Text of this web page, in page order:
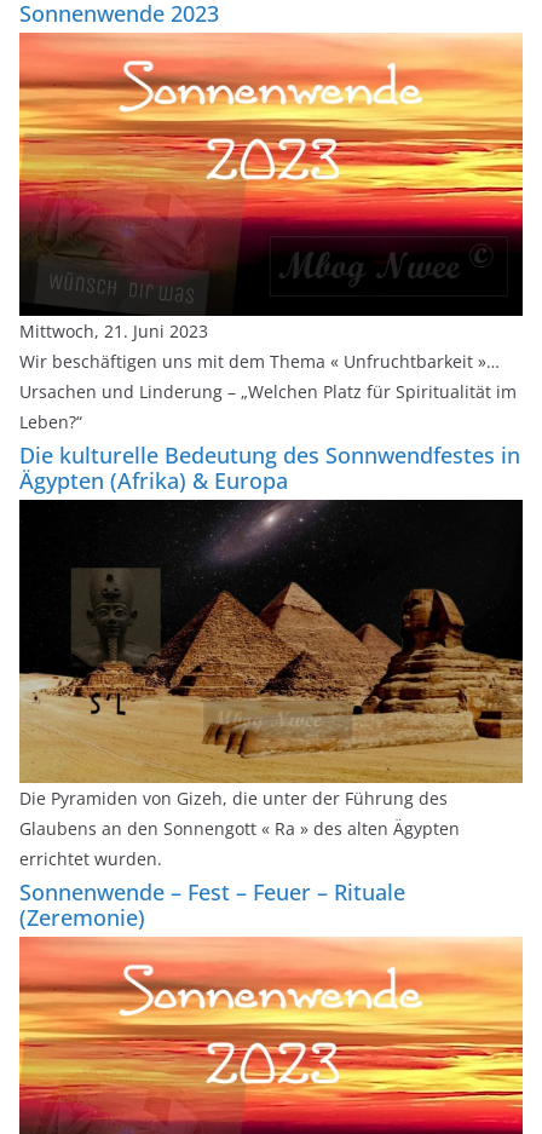
Sonnenwende 2023
Mittwoch, 21. Juni 2023
Wir beschäftigen uns mit dem Thema « Unfruchtbarkeit »…
Ursachen und Linderung – „Welchen Platz für Spiritualität im
Leben?“
Die kulturelle Bedeutung des Sonnwendfestes in
Ägypten (Afrika) & Europa
Die Pyramiden von Gizeh, die unter der Führung des
Glaubens an den Sonnengott « Ra » des alten Ägypten
errichtet wurden.
Sonnenwende – Fest – Feuer – Rituale
(Zeremonie)